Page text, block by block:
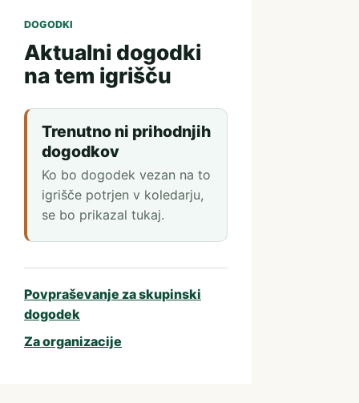
DOGODKI
Aktualni dogodki
na tem igrišču
Trenutno ni prihodnjih
dogodkov
Ko bo dogodek vezan na to
igrišče potrjen v koledarju,
se bo prikazal tukaj.
Povpraševanje za skupinski
dogodek
Za organizacije